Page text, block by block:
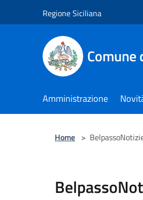
Regione Siciliana
Comune
Amministrazione
Home >